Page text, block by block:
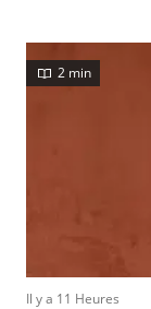
2 min
Il y a 11 Heures